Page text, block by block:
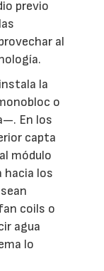
previo
al
la
o
En los
capta
módulo
hacia los
coils o
agua
lo